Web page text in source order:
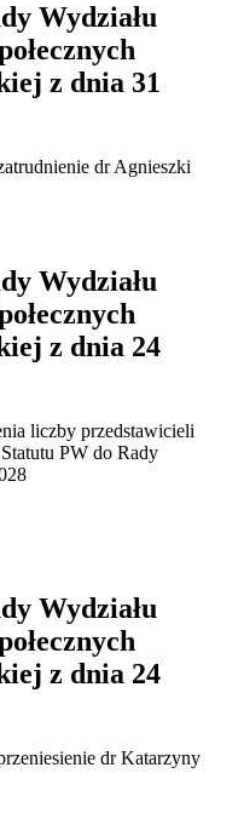
Wydziału
z dnia 31
dr Agnieszki
Wydziału
z dnia 24
liczby przedstawicieli
PW do Rady
Wydziału
z dnia 24
dr Katarzyny